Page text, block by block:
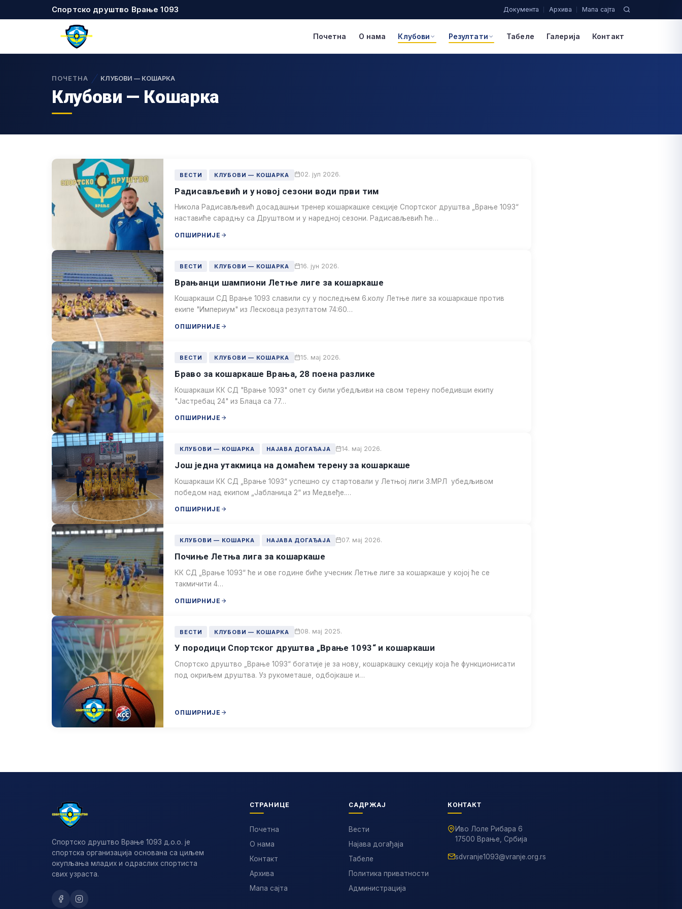
Спортско друштво Врање 1093 Документа Архива Мапа сајта
Почетна О нама Клубови Резултати Табеле Галерија Контакт
ПОЧЕТНА КЛУБОВИ — КОШАРКА
Клубови — Кошарка
ВЕСТИ КЛУБОВИ — КОШАРКА 02. јул 2026.
Радисављевић и у новој сезони води први тим
Никола Радисављевић досадашњи тренер кошаркашке секције Спортског друштва „Врање 1093“
наставиће сарадњу са Друштвом и у наредној сезони. Радисављевић ће…
ОПШИРНИЈЕ
ВЕСТИ КЛУБОВИ — КОШАРКА 16. јун 2026.
Врањанци шампиони Летње лиге за кошаркаше
Кошаркаши СД Врање 1093 славили су у последњем 6.колу Летње лиге за кошаркаше против
екипе "Империум" из Лесковца резултатом 74:60…
ОПШИРНИЈЕ
ВЕСТИ КЛУБОВИ — КОШАРКА 15. мај 2026.
Браво за кошаркаше Врања, 28 поена разлике
Кошаркаши КК СД "Врање 1093" опет су били убедљиви на свом терену победивши екипу
"Јастребац 24" из Блаца са 77…
ОПШИРНИЈЕ
КЛУБОВИ — КОШАРКА НАЈАВА ДОГАЂАЈА 14. мај 2026.
Још једна утакмица на домаћем терену за кошаркаше
Кошаркаши КК СД „Врање 1093“ успешно су стартовали у Летњој лиги 3.МРЛ убедљивом
победом над екипом „Јабланица 2“ из Медвеђе.…
ОПШИРНИЈЕ
КЛУБОВИ — КОШАРКА НАЈАВА ДОГАЂАЈА 07. мај 2026.
Почиње Летња лига за кошаркаше
КК СД „Врање 1093“ ће и ове године биће учесник Летње лиге за кошаркаше у којој ће се
такмичити 4…
ОПШИРНИЈЕ
ВЕСТИ КЛУБОВИ — КОШАРКА 08. мај 2025.
У породици Спортског друштва „Врање 1093“ и кошаркаши
Спортско друштво „Врање 1093“ богатије је за нову, кошаркашку секцију која ће функционисати
под окриљем друштва. Уз рукометаше, одбојкаше и…
ОПШИРНИЈЕ
Спортско друштво Врање 1093 д.о.о. је
спортска организација основана са циљем
окупљања младих и одраслих спортиста
свих узраста.
СТРАНИЦЕ
Почетна
О нама
Контакт
Архива
Мапа сајта
САДРЖАЈ
Вести
Најава догађаја
Табеле
Политика приватности
Администрација
КОНТАКТ
Иво Лоле Рибара 6
17500 Врање, Србија
sdvranje1093@vranje.org.rs